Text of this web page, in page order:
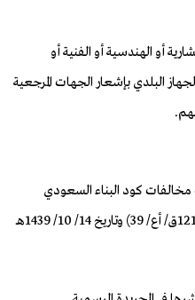
أو الهندسية أو الفنية أو
البلدي بإشعار الجهات المرجعية
كود البناء السعودي